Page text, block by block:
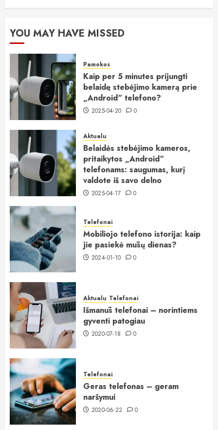
YOU MAY HAVE MISSED
Pamokos
Kaip per 5 minutes prijungti
belaidę stebėjimo kamerą prie
„Android“ telefono?
2025-04-20 0
Aktualu
Belaidės stebėjimo kameros,
pritaikytos „Android“
telefonams: saugumas, kurį
valdote iš savo delno
2025-04-17 0
Telefonai
Mobiliojo telefono istorija: kaip
jie pasiekė mūsų dienas?
2024-01-10 0
Aktualu Telefonai
Išmanūs telefonai – norintiems
gyventi patogiau
2020-07-18 0
Telefonai
Geras telefonas – geram
naršymui
2020-06-22 0